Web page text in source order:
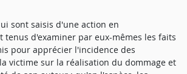
sont saisis d'une action en
tenus d'examiner par eux-mêmes les faits
pour apprécier l'incidence des
victime sur la réalisation du dommage et